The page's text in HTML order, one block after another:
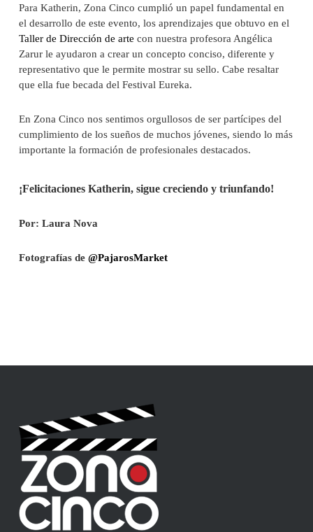
Para Katherin, Zona Cinco cumplió un papel fundamental en
el desarrollo de este evento, los aprendizajes que obtuvo en el
Taller de Dirección de arte con nuestra profesora Angélica
Zarur le ayudaron a crear un concepto conciso, diferente y
representativo que le permite mostrar su sello. Cabe resaltar
que ella fue becada del Festival Eureka.
En Zona Cinco nos sentimos orgullosos de ser partícipes del
cumplimiento de los sueños de muchos jóvenes, siendo lo más
importante la formación de profesionales destacados.
¡Felicitaciones Katherin, sigue creciendo y triunfando!
Por: Laura Nova
Fotografías de @PajarosMarket